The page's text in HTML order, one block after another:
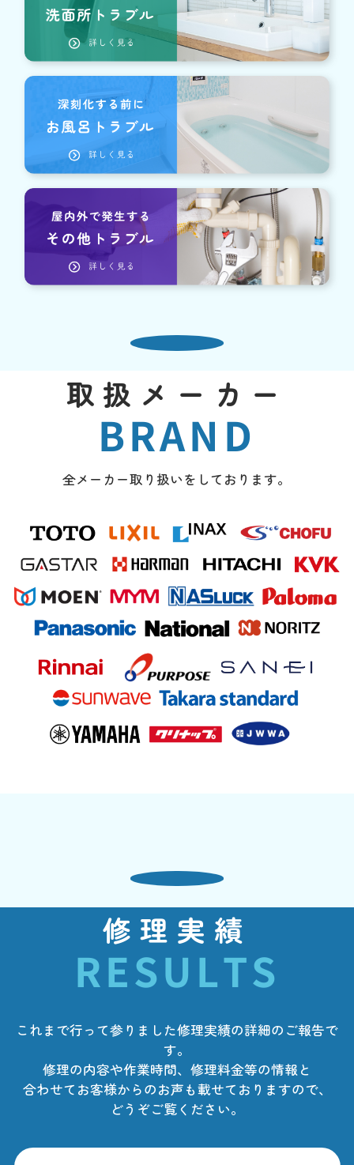
取扱メーカー
BRAND
全メーカー取り扱いをしております。
修理実績
RESULTS
これまで行って参りました修理実績の詳細のご報告で
す。
修理の内容や作業時間、修理料金等の情報と
合わせてお客様からのお声も載せておりますので、
どうぞご覧ください。